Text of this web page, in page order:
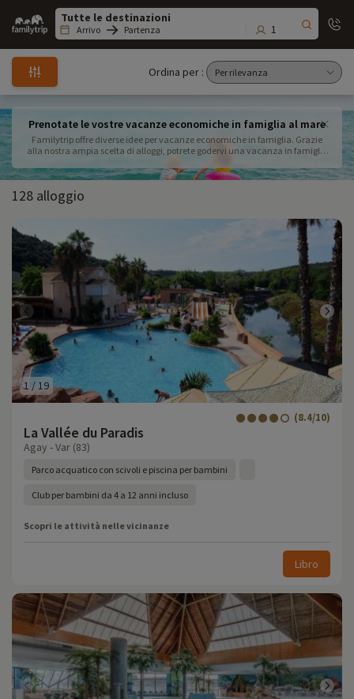
Family
trip
Arrivo Partenza 1
Ordina per :
Prenotate le vostre vacanze economiche in famiglia al mare
Familytrip offre diverse idee per vacanze economiche in famiglia. Grazie
alla nostra ampia scelta di alloggi, potrete godervi una vacanza in famiglia
con i vostri bambini in tutta tranquillità.
128 alloggio
1 /19
La Vallée du Paradis
(8.4/10)
Agay - Var (83)
Parco acquatico con scivoli e piscina per bambini
Club per bambini da 4 a 12 anni incluso
Scopri le attività nelle vicinanze
Libro